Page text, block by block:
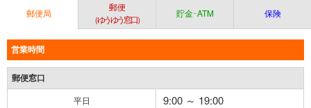
郵便局
郵便
（ゆうゆう窓口）
貯金･ATM 保険
営業時間
郵便窓口
平日 9:00 ～ 19:00